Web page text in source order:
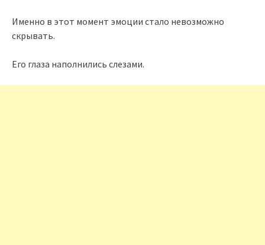
Именно в этот момент эмоции стало невозможно
скрывать.
Его глаза наполнились слезами.